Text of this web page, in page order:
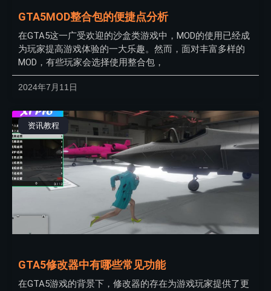
GTA5MOD整合包的便捷点分析
在GTA5这一广受欢迎的沙盒类游戏中，MOD的使用已经成
为玩家提高游戏体验的一大乐趣。然而，面对丰富多样的
MOD，有些玩家会选择使用整合包，
2024年7月11日
资讯教程
GTA5修改器中有哪些常见功能
在GTA5游戏的背景下，修改器的存在为游戏玩家提供了更